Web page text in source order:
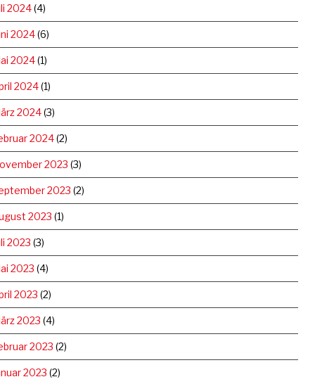
2024(4)
2024(6)
2024(1)
2024(1)
2024(3)
2024(2)
2023 (3)
2023 (2)
2023 (1)
2023 (3)
2023 (4)
2023 (2)
2023 (4)
2023 (2)
2023 (2)